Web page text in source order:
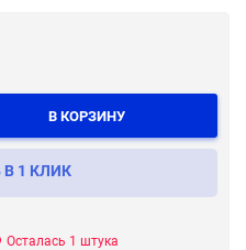
В КОРЗИНУ
1 КЛИК
Осталась 1 штука